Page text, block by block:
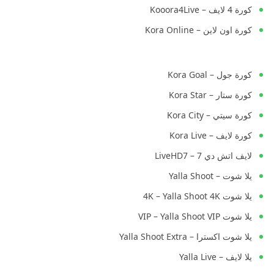
كورة 4 لايف – Kooora4Live
كورة اون لاين – Kora Online
كورة جول – Kora Goal
كورة ستار – Kora Star
كورة سيتي – Kora City
كورة لايف – Kora Live
لايف اتش دي 7 – LiveHD7
يلا شوت – Yalla Shoot
يلا شوت 4K – Yalla Shoot 4K
يلا شوت VIP – Yalla Shoot VIP
يلا شوت اكسترا – Yalla Shoot Extra
يلا لايف – Yalla Live